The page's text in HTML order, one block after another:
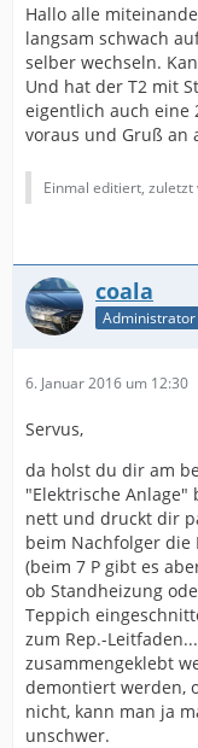
Hallo alle
langsam schwach
selber wechseln.
Und hat der T2 mit
eigentlich auch eine
voraus und Gruß an
Einmal editiert, zuletzt
coala
Administrator
6. Januar 2016 um 12:30
Servus,
da holst du dir am
"Elektrische
nett und druckt dir
beim Nachfolger
(beim 7 P gibt es
ob Standheizung
Teppich
zum Rep.-
zusammengeklebt
demontiert werden,
nicht, kann man ja
unschwer.